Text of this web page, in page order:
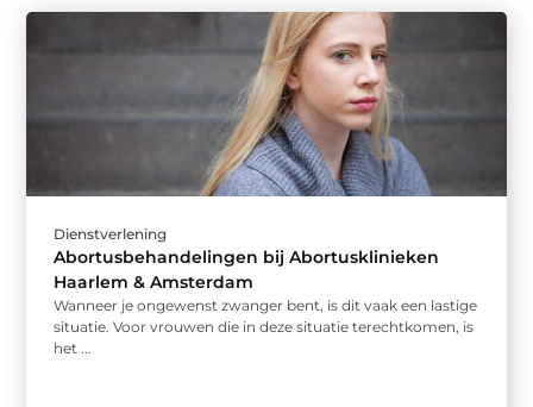
Dienstverlening
Abortusbehandelingen bij Abortusklinieken
Haarlem & Amsterdam
Wanneer je ongewenst zwanger bent, is dit vaak een lastige
situatie. Voor vrouwen die in deze situatie terechtkomen, is
het ...